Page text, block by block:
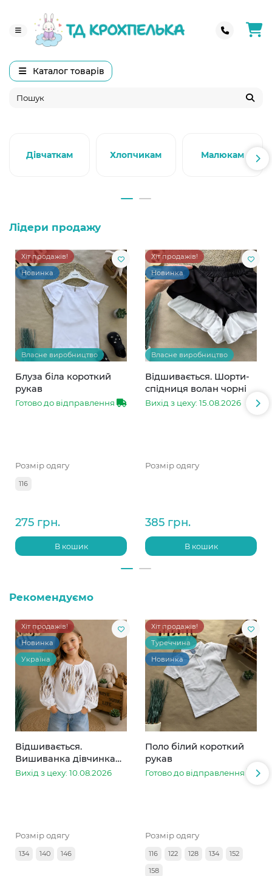
Каталог товарів
Дівчаткам Хлопчикам Малюкам
Лідери продажу
Хіт продажів!
Новинка
Власне виробництво
Блуза біла короткий
рукав
Готово до відправлення
Розмір одягу
116
275 грн.
В кошик
Хіт продажів!
Новинка
Власне виробництво
Відшивається. Шорти-
спідниця волан чорні
Вихід з цеху: 15.08.2026
Розмір одягу
385 грн.
В кошик
Рекомендуємо
Хіт продажів!
Новинка
Україна
Відшивається.
Вишиванка дівчинка
колоски
Вихід з цеху: 10.08.2026
Розмір одягу
134 140 146
Хіт продажів!
Туреччина
Новинка
Поло білий короткий
рукав
Готово до відправлення
Розмір одягу
116 122 128 134
152
158